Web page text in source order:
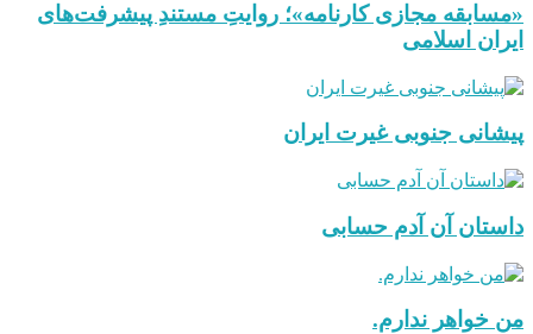
«مسابقه مجازی کارنامه»؛ روایتِ مستندِ پیشرفت‌های
ایران اسلامی
پیشانی جنوبی غیرت ایران
داستان آن آدم حسابی
من خواهر ندارم.